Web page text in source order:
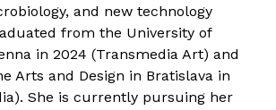
and new technology
from the University of
in 2024 (Transmedia Art) and
Arts and Design in Bratislava in
She is currently pursuing her